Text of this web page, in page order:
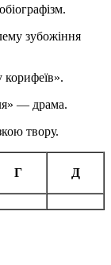
зубожіння
— драма.
твору.
Г Д